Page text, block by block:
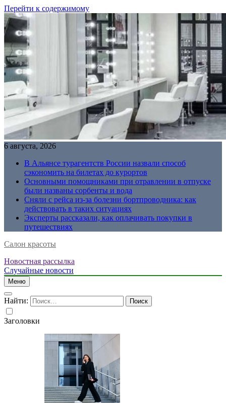
Перейти к содержимому
6 августа, 2026
В Альянсе турагентств России назвали способ
сэкономить на билетах до курортов
Основными помощниками при отравлении в отпуске
были названы сорбенты и вода
Сняли с рейса из-за болезни бортпроводника: как
действовать в таких ситуациях
Эксперты рассказали, как оплачивать покупки в
путешествиях
Салон красоты
Новостная рассылка
Случайные новости
Меню
Найти:
Заголовки